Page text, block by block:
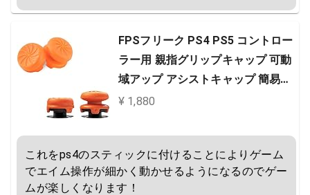
FPSフリーク PS4 PS5 コントロー
ラー用 親指グリップキャップ 可動
域アップ アシストキャップ 簡易パ
ッケージ アシストキャップ ジョイ
ンジ)
¥ 1,880
これをps4のスティックに付けることによりゲーム
でエイム操作が細かく動かせるようになるのでゲー
ムが楽しくなります！